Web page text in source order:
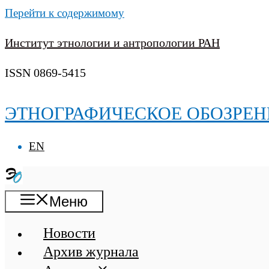
Перейти к содержимому
Институт этнологии и антропологии РАН
ISSN 0869-5415
ЭТНОГРАФИЧЕСКОЕ
EN
Меню
Новости
Архив журнала